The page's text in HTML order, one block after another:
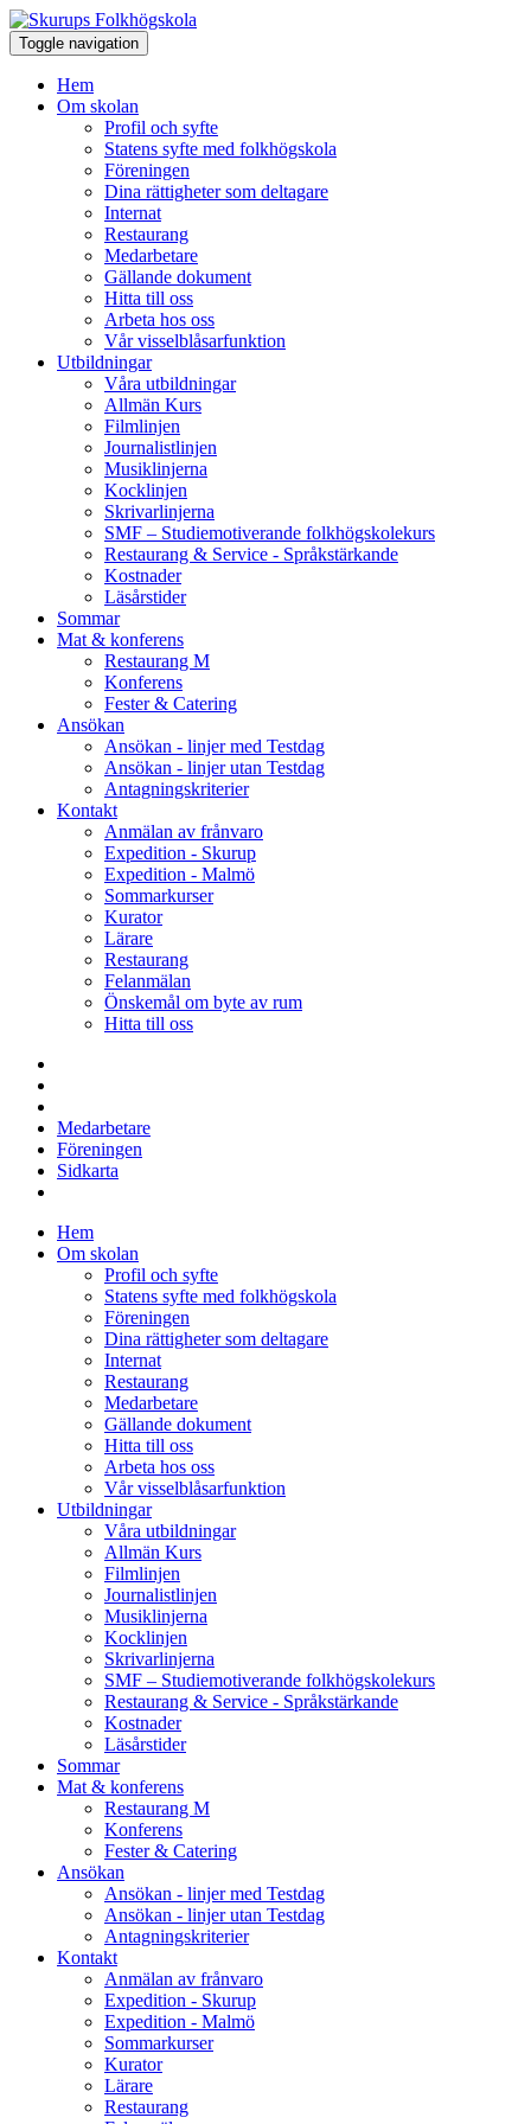
Toggle navigation
Hem
Om skolan
Profil och syfte
Statens syfte med folkhögskola
Föreningen
Dina rättigheter som deltagare
Internat
Restaurang
Medarbetare
Gällande dokument
Hitta till oss
Arbeta hos oss
Vår visselblåsarfunktion
Utbildningar
Våra utbildningar
Allmän Kurs
Filmlinjen
Journalistlinjen
Musiklinjerna
Kocklinjen
Skrivarlinjerna
SMF – Studiemotiverande folkhögskolekurs
Restaurang & Service - Språkstärkande
Kostnader
Läsårstider
Sommar
Mat & konferens
Restaurang M
Konferens
Fester & Catering
Ansökan
Ansökan - linjer med Testdag
Ansökan - linjer utan Testdag
Antagningskriterier
Kontakt
Anmälan av frånvaro
Expedition - Skurup
Expedition - Malmö
Sommarkurser
Kurator
Lärare
Restaurang
Felanmälan
Önskemål om byte av rum
Hitta till oss
Medarbetare
Föreningen
Sidkarta
Hem
Om skolan
Profil och syfte
Statens syfte med folkhögskola
Föreningen
Dina rättigheter som deltagare
Internat
Restaurang
Medarbetare
Gällande dokument
Hitta till oss
Arbeta hos oss
Vår visselblåsarfunktion
Utbildningar
Våra utbildningar
Allmän Kurs
Filmlinjen
Journalistlinjen
Musiklinjerna
Kocklinjen
Skrivarlinjerna
SMF – Studiemotiverande folkhögskolekurs
Restaurang & Service - Språkstärkande
Kostnader
Läsårstider
Sommar
Mat & konferens
Restaurang M
Konferens
Fester & Catering
Ansökan
Ansökan - linjer med Testdag
Ansökan - linjer utan Testdag
Antagningskriterier
Kontakt
Anmälan av frånvaro
Expedition - Skurup
Expedition - Malmö
Sommarkurser
Kurator
Lärare
Restaurang